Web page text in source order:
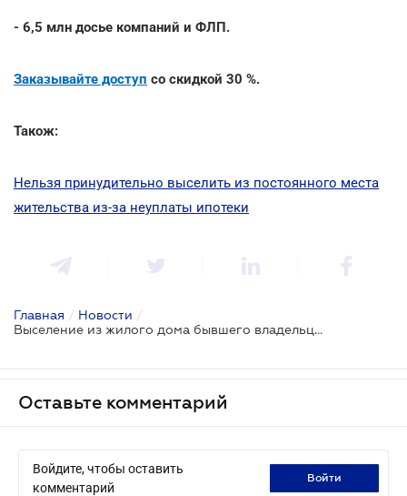
- 6,5 млн досье компаний и ФЛП.
Заказывайте доступ со скидкой 30 %.
Також:
Нельзя принудительно выселить из постоянного места
жительства из-за неуплаты ипотеки
Главная / Новости /
Выселение из жилого дома бывшего владельца: новое решение ВС
Оставьте комментарий
Войдите, чтобы оставить
комментарий
войти